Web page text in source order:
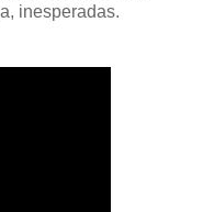
inesperadas.